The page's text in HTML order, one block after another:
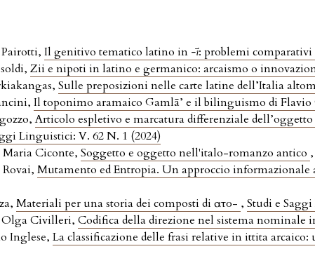
Il genitivo tematico latino in -ī: problemi
Zii e nipoti in latino e germanico: arcaismo o
Sulle preposizioni nelle carte latine dell’Italia
Il toponimo aramaico Gamlā’ e il bilinguismo di Flavio
Articolo espletivo e marcatura differenziale
Linguistici: V. 62 N. 1 (2024)
Maria Ciconte,Soggetto e oggetto nell'italo-romanzo antico
Rovai,Mutamento ed Entropia. Un approccio informazionale
Materiali per una storia dei composti di αὐτο- ,Studi e
Olga Civilleri,Codifica della direzione nel sistema nominale
Inglese,La classificazione delle frasi relative in ittita